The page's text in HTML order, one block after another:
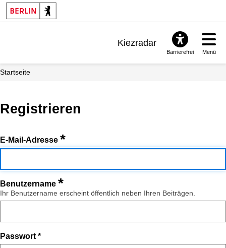
Kiezradar
Barrierefrei Menü
Startseite
Registrieren
E-Mail-Adresse *
Benutzername *
Ihr Benutzername erscheint öffentlich neben Ihren Beiträgen.
Passwort *